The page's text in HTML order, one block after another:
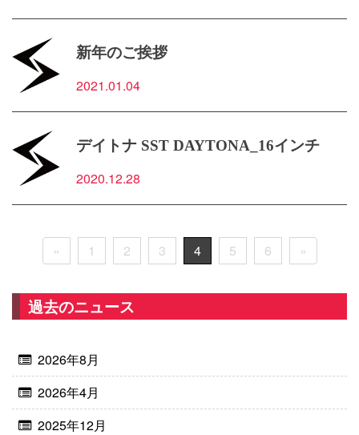
新年のご挨拶
2021.01.04
デイトナ SST DAYTONA_16インチ
2020.12.28
« 1 2 3 4 5 6 »
過去のニュース
2026年8月
2026年4月
2025年12月